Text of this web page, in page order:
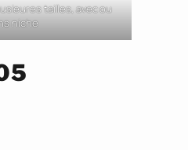
tailles, avec ou
niche